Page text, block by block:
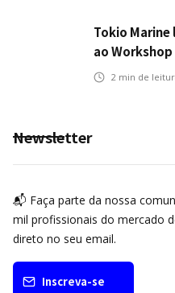
Tokio
ao
2 min de
Newsletter
📬 Faça parte da nossa
mil profissionais do mercado
direto no seu email.
Inscreva-se